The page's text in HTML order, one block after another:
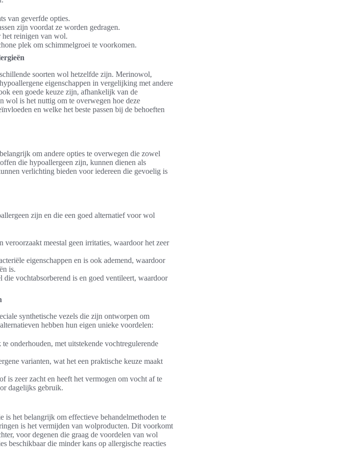
van geverfde opties.
zijn voordat ze worden gedragen.
reinigen van wol.
plek om schimmelgroei te voorkomen.
soorten wol hetzelfde zijn. Merinowol,
eigenschappen in vergelijking met andere
een goede keuze zijn, afhankelijk van de
wol is het nuttig om te overwegen hoe deze
en welke het beste passen bij de behoeften
om andere opties te overwegen die zowel
die hypoallergeen zijn, kunnen dienen als
verlichting bieden voor iedereen die gevoelig is
zijn en die een goed alternatief voor wol
veroorzaakt meestal geen irritaties, waardoor het zeer
eigenschappen en is ook ademend, waardoor
is.
die vochtabsorberend is en goed ventileert, waardoor
synthetische vezels die zijn ontworpen om
hebben hun eigen unieke voordelen:
onderhouden, met uitstekende vochtregulerende
varianten, wat het een praktische keuze maakt
is zeer zacht en heeft het vermogen om vocht af te
dagelijks gebruik.
is het belangrijk om effectieve behandelmethoden te
is het vermijden van wolproducten. Dit voorkomt
voor degenen die graag de voordelen van wol
beschikbaar die minder kans op allergische reacties